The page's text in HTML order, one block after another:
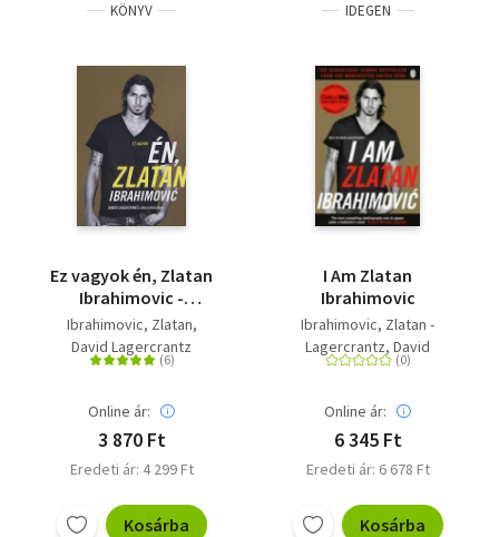
Tankönyv, segédkönyv
Társadalomtudomány
Természettudomány
Történelem
KÖNYV
Ez vagyok én, Zlatan
Ibrahimovic -
Puhatábla - David
Lagercrantz
elbeszélésében
Ibrahimovic, Zlatan
David Lagercrantz
Online ár:
3 870 Ft
Eredeti ár: 4 299 Ft
Kosárba
IDEGEN
I Am Zlatan
Ibrahimovic
Ibrahimovic, Zlatan -
Lagercrantz, David
Online ár:
6 345 Ft
Eredeti ár: 6 678 Ft
Kosárba